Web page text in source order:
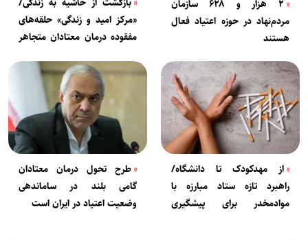
۲ هزار و ۶۲۸ سازمان
مردم‌نهاد در حوزه اعتیاد فعال
هستند
«مرکز امید و زندگی» حلقه‌های
مفقوده درمان معتادان متجاهر
از مهدکودک تا دانشگاه/
راهبرد تازه ستاد مبارزه با
موادمخدر برای پیشگیری
طرح تحول درمان معتادان
گامی بلند در ساماندهی
وضعیت اعتیاد در ایران است